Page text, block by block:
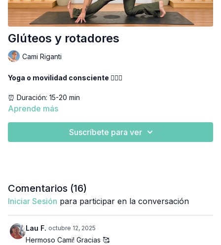
Glúteos y rotadores
Cami Riganti
Yoga o movilidad consciente 🧘🏻‍♀️
⏰ Duración: 15-20 min
👉🏼 Equipamiento: Colchoneta
Aprende más
Suscríbete para ver
Comentarios (16)
Iniciar Sesión para participar en la conversación
Lau F. octubre 12, 2025
Hermoso Cami! Gracias 🥰